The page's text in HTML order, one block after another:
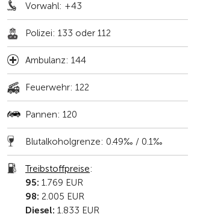
Vorwahl: +43
Polizei: 133 oder 112
Ambulanz: 144
Feuerwehr: 122
Pannen: 120
Blutalkoholgrenze: 0.49‰ / 0.1‰
Treibstoffpreise:
95: 1.769 EUR
98: 2.005 EUR
Diesel: 1.833 EUR